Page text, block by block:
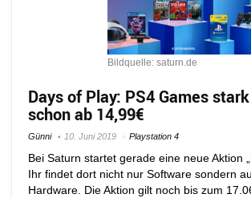
Bildquelle: saturn.de
Days of Play: PS4 Games
schon ab 14,99€
Günni 10. Juni 2019 Playstation 4
Bei Saturn startet gerade eine neue Aktion
Ihr findet dort nicht nur Software sondern
Hardware. Die Aktion gilt noch bis zum